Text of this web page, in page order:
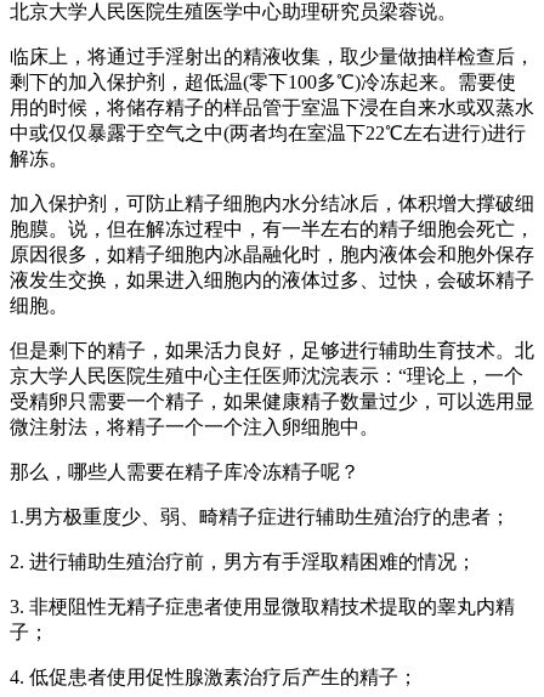
北京大学人民医院生殖医学中心助理研究员梁蓉说。
临床上，将通过手淫射出的精液收集，取少量做抽样检查后，
剩下的加入保护剂，超低温(零下100多℃)冷冻起来。需要使
用的时候，将储存精子的样品管于室温下浸在自来水或双蒸水
中或仅仅暴露于空气之中(两者均在室温下22℃左右进行)进行
解冻。
加入保护剂，可防止精子细胞内水分结冰后，体积增大撑破细
胞膜。说，但在解冻过程中，有一半左右的精子细胞会死亡，
原因很多，如精子细胞内冰晶融化时，胞内液体会和胞外保存
液发生交换，如果进入细胞内的液体过多、过快，会破坏精子
细胞。
但是剩下的精子，如果活力良好，足够进行辅助生育技术。北
京大学人民医院生殖中心主任医师沈浣表示：“理论上，一个
受精卵只需要一个精子，如果健康精子数量过少，可以选用显
微注射法，将精子一个一个注入卵细胞中。
那么，哪些人需要在精子库冷冻精子呢？
1.男方极重度少、弱、畸精子症进行辅助生殖治疗的患者；
2. 进行辅助生殖治疗前，男方有手淫取精困难的情况；
3. 非梗阻性无精子症患者使用显微取精技术提取的睾丸内精
子；
4. 低促患者使用促性腺激素治疗后产生的精子；